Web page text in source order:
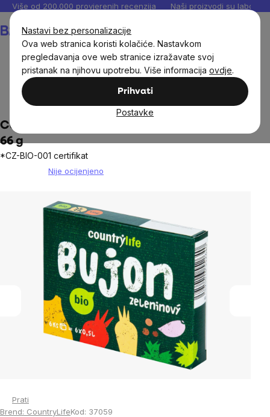
Nastavi bez personalizacije
Ova web stranica koristi kolačiće. Nastavkom
pregledavanja ove web stranice izražavate svoj
pristanak na njihovu upotrebu. Više informacija ovdje.
Prihvati
Postavke
Preskoči
sadržaj
Više od 200.000 provjerenih recenzija Naši proizvodi su
Prehrambene namirnice
Umaci, začini i začinske
mješavine
CountryLife - Juha od povrća, kocke, BIO,
66 g
*CZ-BIO-001 certifikat
Nije ocijenjeno
Prati
Brend: CountryLifeKod: 37059